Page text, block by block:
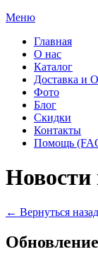
Меню
Главная
О нас
Каталог
Доставка и
Фото
Блог
Скидки
Контакты
Помощь
← Вернуться назад